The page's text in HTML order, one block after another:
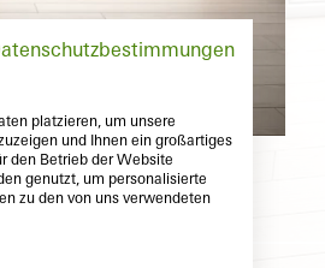
platzieren, um unsere
und Ihnen ein großartiges
den Betrieb der Website
genutzt, um personalisierte
zu den von uns verwendeten